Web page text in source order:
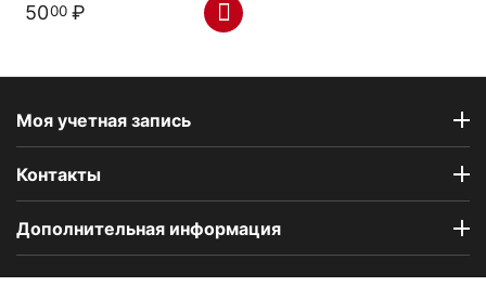
5000 ₽
Моя учетная запись
Контакты
Дополнительная информация